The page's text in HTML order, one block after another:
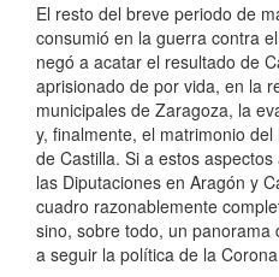
El resto del breve periodo de
consumió en la guerra contra
negó a acatar el resultado de
aprisionado de por vida, en la
municipales de Zaragoza, la
y, finalmente, el matrimonio
de Castilla. Si a estos
las Diputaciones en Aragón y
cuadro razonablemente
sino, sobre todo, un
a seguir la política de la